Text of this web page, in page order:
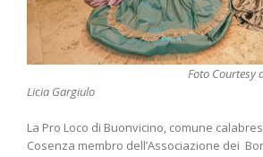
Foto Courtesy
Licia Gargiulo
La Pro Loco di Buonvicino, comune
Cosenza membro dell’Associazione dei